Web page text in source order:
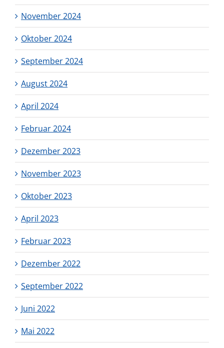
November 2024
Oktober 2024
September 2024
August 2024
April 2024
Februar 2024
Dezember 2023
November 2023
Oktober 2023
April 2023
Februar 2023
Dezember 2022
September 2022
Juni 2022
Mai 2022